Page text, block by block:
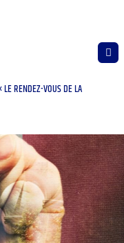
RENDEZ-VOUS DE LA